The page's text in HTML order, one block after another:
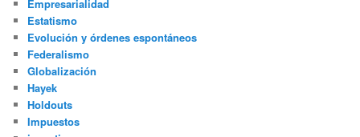
Empresarialidad
Estatismo
Evolución y órdenes espontáneos
Federalismo
Globalización
Hayek
Holdouts
Impuestos